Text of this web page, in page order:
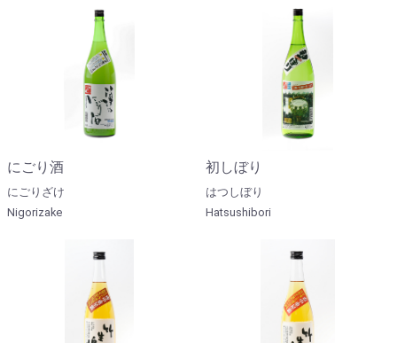
にごり酒
にごりざけ
Nigorizake
初しぼり
はつしぼり
Hatsushibori